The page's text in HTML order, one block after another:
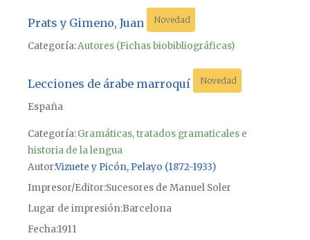
Prats y Gimeno, Juan Novedad
Categoría:Autores (Fichas biobibliográficas)
Lecciones de árabe marroquí Novedad
España
Categoría:Gramáticas, tratados gramaticales e
historia de la lengua
AutorVizuete y Picón, Pelayo (1872-1933)
Impresor/Editor Sucesores de Manuel Soler
Lugar de impresiónBarcelona
Fecha1911